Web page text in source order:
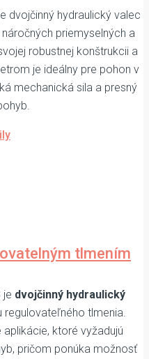
dvojčinný hydraulický valec
priemyselných a
robustnej konštrukcii a
je ideálny pre pohon v
mechanická sila a presný
tlmením
je dvojčinný hydraulický
tlmenia.
ktoré vyžadujú
pričom ponúka možnosť